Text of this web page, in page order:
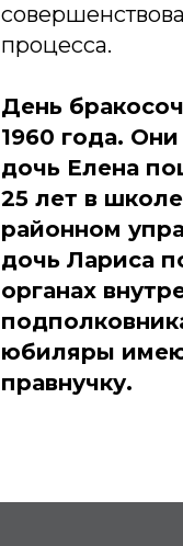
процесса.
День
1960 года.
дочь Елена
25 лет в
районном
дочь Лариса
органах
юбиляры
правнучку.